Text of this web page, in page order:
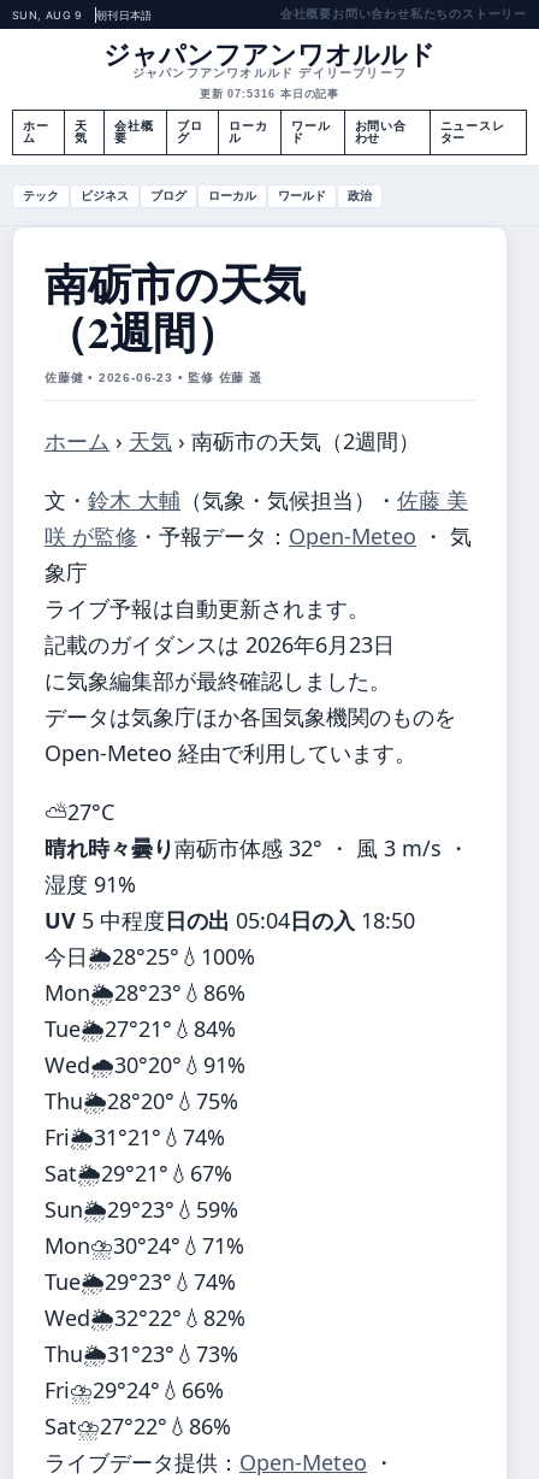
SUN, AUG 9 朝刊日本語 会社概要お問い合わせ私たちのストーリー
ジャパンフアンワオルルド
ジャパンフアンワオルルド デイリーブリーフ
更新 07:5316 本日の記事
ホー
ム
天
気
会社概
要
ブロ
グ
ローカ
ル
ワール
ド
お問い合
わせ
ニュースレ
ター
テック ビジネス ブログ ローカル ワールド 政治
南砺市の天気
（2週間）
佐藤健 • 2026-06-23 • 監修 佐藤 遥
ホーム › 天気 › 南砺市の天気（2週間）
文・ 鈴木 大輔 （気象・気候担当） ・ 佐藤 美
咲 が監修 ・ 予報データ： Open-Meteo ・ 気
象庁
ライブ予報は自動更新されます。
記載のガイダンスは 2026年6月23日
に気象編集部が最終確認しました。
データは気象庁ほか各国気象機関のものを
Open-Meteo 経由で利用しています。
⛅27°C
晴れ時々曇り南砺市体感 32° ・ 風 3 m/s ・
湿度 91%
UV 5 中程度日の出 05:04日の入 18:50
今日🌦️28°25° 💧100%
Mon🌦️28°23° 💧86%
Tue🌦️27°21° 💧84%
Wed🌧️30°20° 💧91%
Thu🌦️28°20° 💧75%
Fri🌦️31°21° 💧74%
Sat🌦️29°21° 💧67%
Sun🌦️29°23° 💧59%
Mon⛈️30°24° 💧71%
Tue🌦️29°23° 💧74%
Wed🌦️32°22° 💧82%
Thu🌦️31°23° 💧73%
Fri⛈️29°24° 💧66%
Sat⛈️27°22° 💧86%
ライブデータ提供： Open-Meteo ・